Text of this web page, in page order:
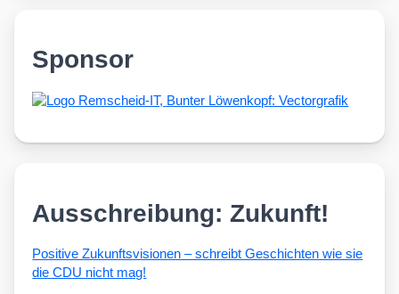
Sponsor
Ausschreibung: Zukunft!
Posi­ti­ve Zukunfts­vi­sio­nen – schreibt Geschich­ten wie sie
die CDU nicht mag!